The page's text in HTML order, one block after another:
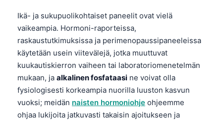
Ikä- ja sukupuolikohtaiset paneelit ovat vielä
vaikeampia. Hormoni-raporteissa,
raskaustutkimuksissa ja perimenopaussipaneeleissa
käytetään usein viitevälejä, jotka muuttuvat
kuukautiskierron vaiheen tai laboratoriomenetelmän
mukaan, ja alkalinen fosfataasi ne voivat olla
fysiologisesti korkeampia nuorilla luuston kasvun
vuoksi; meidän naisten hormoniohje ohjeemme
ohjaa lukijoita jatkuvasti takaisin ajoitukseen ja
Magyar
Shqip
বাংলা
اردو
मराठी
తెలుగు
தமிழ்